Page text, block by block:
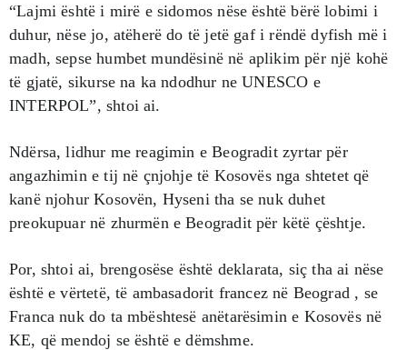
“Lajmi është i mirë e sidomos nëse është bërë lobimi i
duhur, nëse jo, atëherë do të jetë gaf i rëndë dyfish më i
madh, sepse humbet mundësinë në aplikim për një kohë
të gjatë, sikurse na ka ndodhur ne UNESCO e
INTERPOL”, shtoi ai.
Ndërsa, lidhur me reagimin e Beogradit zyrtar për
angazhimin e tij në çnjohje të Kosovës nga shtetet që
kanë njohur Kosovën, Hyseni tha se nuk duhet
preokupuar në zhurmën e Beogradit për këtë çështje.
Por, shtoi ai, brengosëse është deklarata, siç tha ai nëse
është e vërtetë, të ambasadorit francez në Beograd , se
Franca nuk do ta mbështesë anëtarësimin e Kosovës në
KE, që mendoj se është e dëmshme.